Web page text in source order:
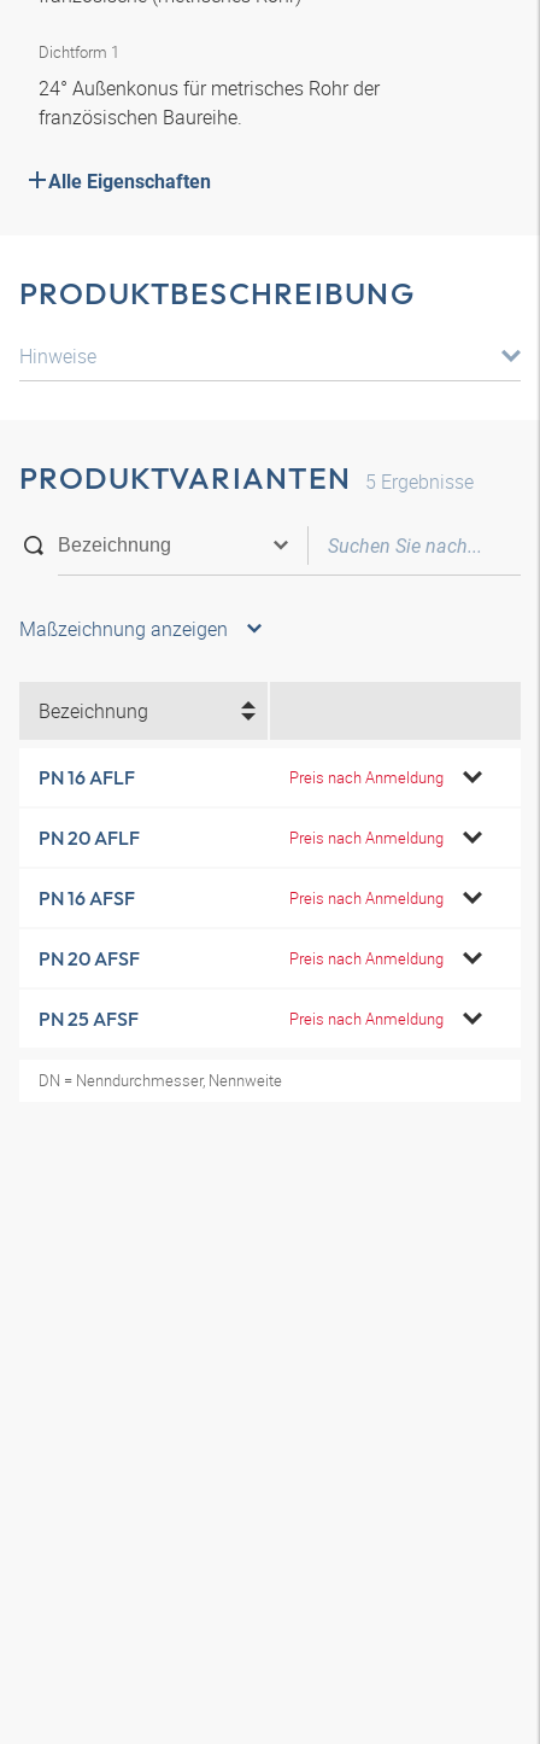
Dichtform 1
24° Außenkonus für metrisches Rohr der
französischen Baureihe.
Alle Eigenschaften
PRODUKTBESCHREIBUNG
Hinweise
PRODUKTVARIANTEN 5 Ergebnisse
Maßzeichnung anzeigen
Bezeichnung
PN 16 AFLF Preis nach Anmeldung
PN 20 AFLF Preis nach Anmeldung
PN 16 AFSF Preis nach Anmeldung
PN 20 AFSF Preis nach Anmeldung
PN 25 AFSF Preis nach Anmeldung
DN = Nenndurchmesser, Nennweite